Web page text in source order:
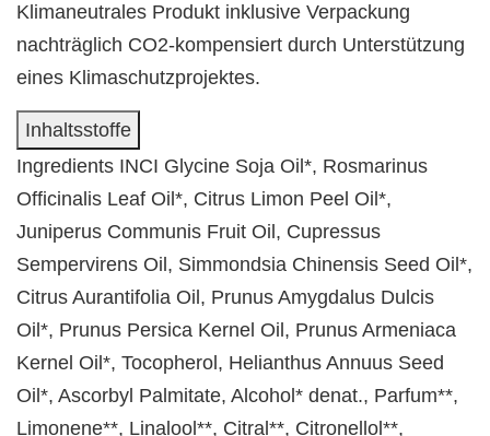
Klimaneutrales Produkt inklusive Verpackung
nachträglich CO2-kompensiert durch Unterstützung
eines Klimaschutzprojektes.
Inhaltsstoffe
Ingredients INCI Glycine Soja Oil*, Rosmarinus
Officinalis Leaf Oil*, Citrus Limon Peel Oil*,
Juniperus Communis Fruit Oil, Cupressus
Sempervirens Oil, Simmondsia Chinensis Seed Oil*,
Citrus Aurantifolia Oil, Prunus Amygdalus Dulcis
Oil*, Prunus Persica Kernel Oil, Prunus Armeniaca
Kernel Oil*, Tocopherol, Helianthus Annuus Seed
Oil*, Ascorbyl Palmitate, Alcohol* denat., Parfum**,
Limonene**, Linalool**, Citral**, Citronellol**,